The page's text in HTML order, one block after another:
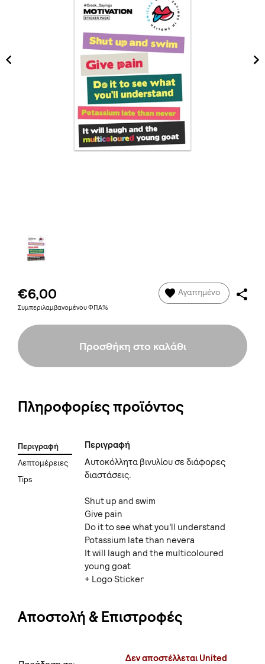
€6,00
Συμπεριλαμβανομένου ΦΠΑ%
Αγαπημένο
Προσθήκη στο καλάθι
Πληροφορίες προϊόντος
Περιγραφή
Λεπτομέρειες
Tips
Περιγραφή
Αυτοκόλλητα βινυλίου σε διάφορες
διαστάσεις.
Shut up and swim
Give pain
Do it to see what you’ll understand
Potassium late than nevera
It will laugh and the multicoloured
young goat
+ Logo Sticker
Αποστολή & Επιστροφές
Δεν αποστέλλεται United